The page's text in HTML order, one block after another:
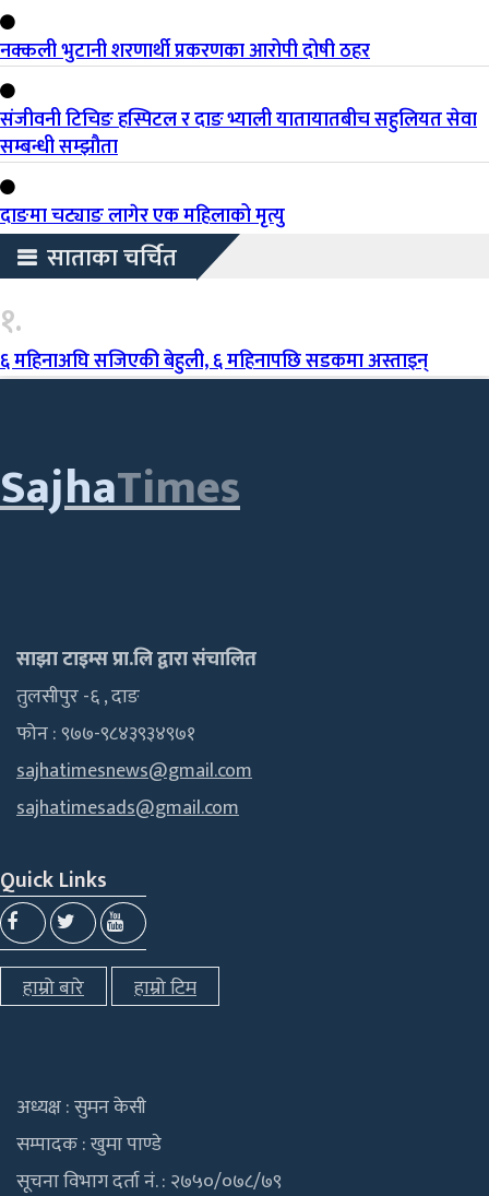
नक्कली भुटानी शरणार्थी प्रकरणका आरोपी दोषी ठहर
संजीवनी टिचिङ हस्पिटल र दाङ भ्याली यातायातबीच सहुलियत सेवा
सम्बन्धी सम्झौता
दाङमा चट्याङ लागेर एक महिलाको मृत्यु
साताका चर्चित
१.
६ महिनाअघि सजिएकी बेहुली, ६ महिनापछि सडकमा अस्ताइन्
SajhaTimes
साझा टाइम्स प्रा.लि द्वारा संचालित
तुलसीपुर -६ , दाङ
फोन : ९७७-९८४३९३४९७१
sajhatimesnews@gmail.com
sajhatimesads@gmail.com
Quick Links
हाम्रो बारे हाम्रो टिम
अध्यक्ष : सुमन केसी
सम्पादक : खुमा पाण्डे
सूचना विभाग दर्ता नं. : २७५०/०७८/७९